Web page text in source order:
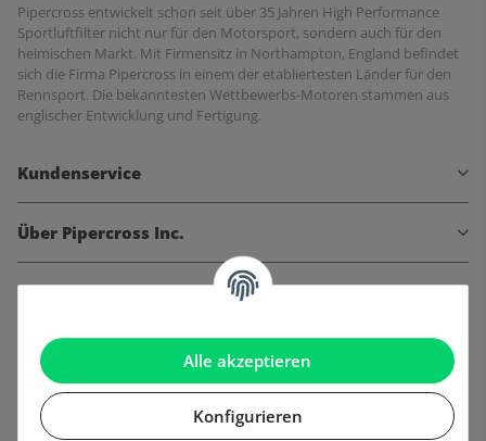
Alle akzeptieren
Konfigurieren
Pipercross entwickelt schon seit über 35 Jahren High Performance
Sportluftfilter nicht nur für den Motorsport, sondern auch für den
heimischen Markt. Mit Firmensitz in Northampton, England befindet
sich die Firma Pipercross in einem der etabliertesten Länder für den
Rennsport. Die bekanntesten Wettbewerbs-Motoren stammen aus
englischer Entwicklung und Fertigung.
Kundenservice
Über Pipercross Inc.
Informationen
Gesetzliche Informationen